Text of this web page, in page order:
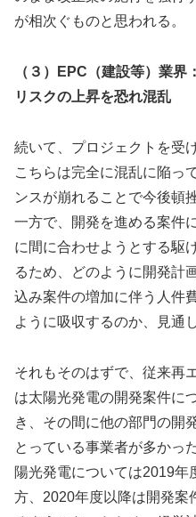
が相次ぐものと思われる。
（３）EPC（建設等）業界
リスクの上昇を恐れ混乱
続いて、プロジェクトを受
こちらは完全に混乱に陥っ
ンスが崩れることで今後頓
一方で、開発を進める案件
に間に合わせようとする駆
るため、どのように開発計
込み案件の増加に伴う人件
ように吸収するのか、見通
それもそのはずで、従来再
は太陽光発電の開発案件に
き、その間に他の部門の開
とっている事業者が多かっ
陽光発電については2019年
方、2020年度以降は開発案